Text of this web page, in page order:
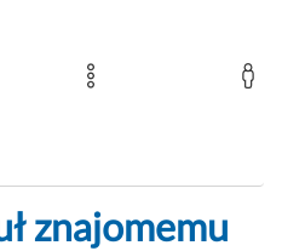
znajomemu